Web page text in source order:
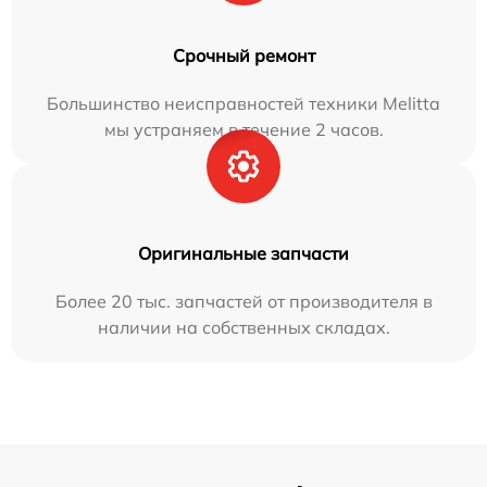
Срочный ремонт
Большинство неисправностей техники Melitta
мы устраняем в течение 2 часов.
Оригинальные запчасти
Более 20 тыс. запчастей от производителя в
наличии на собственных складах.